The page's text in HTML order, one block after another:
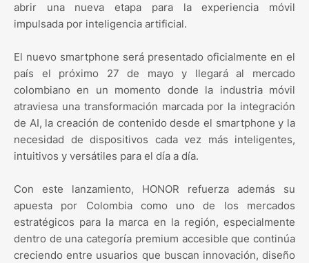
abrir una nueva etapa para la experiencia móvil
impulsada por inteligencia artificial.
El nuevo smartphone será presentado oficialmente en el
país el próximo 27 de mayo y llegará al mercado
colombiano en un momento donde la industria móvil
atraviesa una transformación marcada por la integración
de AI, la creación de contenido desde el smartphone y la
necesidad de dispositivos cada vez más inteligentes,
intuitivos y versátiles para el día a día.
Con este lanzamiento, HONOR refuerza además su
apuesta por Colombia como uno de los mercados
estratégicos para la marca en la región, especialmente
dentro de una categoría premium accesible que continúa
creciendo entre usuarios que buscan innovación, diseño